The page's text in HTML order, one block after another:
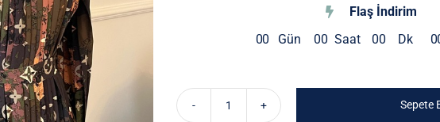
Flaş İndirim
00 Gün 00 Saat 00 Dk 0
Sepete